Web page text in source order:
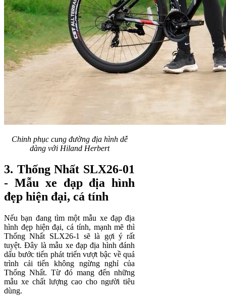
Chinh phục cung đường địa hình dễ
dàng với Hiland Herbert
3. Thống Nhất SLX26-01
- Mẫu xe đạp địa hình
đẹp hiện đại, cá tính
Nếu bạn đang tìm một mẫu xe đạp địa
hình đẹp hiện đại, cá tính, mạnh mẽ thì
Thống Nhất SLX26-1 sẽ là gợi ý rất
tuyệt. Đây là mẫu xe đạp địa hình đánh
dấu bước tiến phát triển vượt bậc về quá
trình cải tiến không ngừng nghỉ của
Thống Nhất. Từ đó mang đến những
mẫu xe chất lượng cao cho người tiêu
dùng.